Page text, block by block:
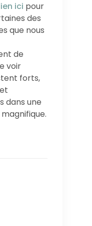
ici pour
des
que nous
de
voir
forts,
dans une